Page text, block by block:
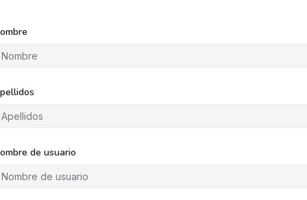
de usuario